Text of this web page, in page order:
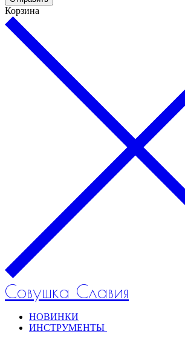
Корзина
Совушка Славия
НОВИНКИ
ИНСТРУМЕНТЫ